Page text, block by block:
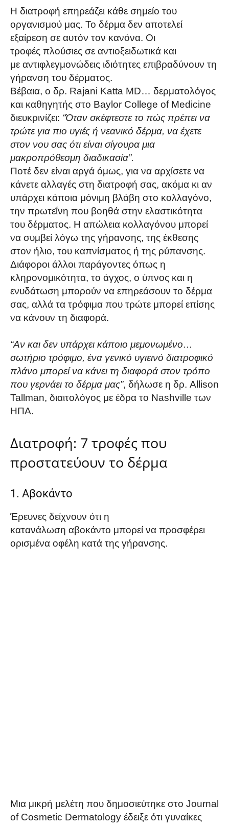
Η διατροφή επηρεάζει κάθε σημείο του
οργανισμού μας. Το δέρμα δεν αποτελεί
εξαίρεση σε αυτόν τον κανόνα. Οι
τροφές πλούσιες σε αντιοξειδωτικά και
με αντιφλεγμονώδεις ιδιότητες επιβραδύνουν τη
γήρανση του δέρματος.
Βέβαια, ο δρ. Rajani Katta MD… δερματολόγος
και καθηγητής στο Baylor College of Medicine
διευκρινίζει: “Όταν σκέφτεστε το πώς πρέπει να
τρώτε για πιο υγιές ή νεανικό δέρμα, να έχετε
στον νου σας ότι είναι σίγουρα μια
μακροπρόθεσμη διαδικασία”.
Ποτέ δεν είναι αργά όμως, για να αρχίσετε να
κάνετε αλλαγές στη διατροφή σας, ακόμα κι αν
υπάρχει κάποια μόνιμη βλάβη στο κολλαγόνο,
την πρωτεΐνη που βοηθά στην ελαστικότητα
του δέρματος. Η απώλεια κολλαγόνου μπορεί
να συμβεί λόγω της γήρανσης, της έκθεσης
στον ήλιο, του καπνίσματος ή της ρύπανσης.
Διάφοροι άλλοι παράγοντες όπως η
κληρονομικότητα, το άγχος, ο ύπνος και η
ενυδάτωση μπορούν να επηρεάσουν το δέρμα
σας, αλλά τα τρόφιμα που τρώτε μπορεί επίσης
να κάνουν τη διαφορά.
“Αν και δεν υπάρχει κάποιο μεμονωμένο…
σωτήριο τρόφιμο, ένα γενικό υγιεινό διατροφικό
πλάνο μπορεί να κάνει τη διαφορά στον τρόπο
που γερνάει το δέρμα μας”, δήλωσε η δρ. Allison
Tallman, διαιτολόγος με έδρα το Nashville των
ΗΠΑ.
Διατροφή: 7 τροφές που
προστατεύουν το δέρμα
1. Αβοκάντο
Έρευνες δείχνουν ότι η
κατανάλωση αβοκάντο μπορεί να προσφέρει
ορισμένα οφέλη κατά της γήρανσης.
Μια μικρή μελέτη που δημοσιεύτηκε στο Journal
of Cosmetic Dermatology έδειξε ότι γυναίκες